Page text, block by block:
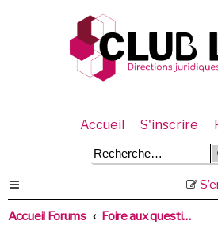
Accueil S'inscrire
Accueil Forums Foire aux questions (Questions posées fréquemment)